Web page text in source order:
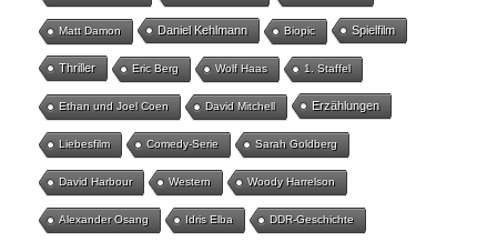
Matt Damon Daniel Kehlmann Biopic Spielfilm
Thriller Eric Berg Wolf Haas 1. Staffel
Ethan und Joel Coen David Mitchell Erzählungen
Liebesfilm Comedy-Serie Sarah Goldberg
David Harbour Western Woody Harrelson
Alexander Osang Idris Elba DDR-Geschichte